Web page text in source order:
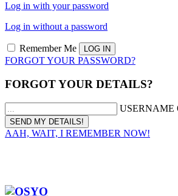
Log in with your password
Log in without a password
Remember Me
FORGOT YOUR PASSWORD?
FORGOT YOUR DETAILS?
USERNAME
AAH, WAIT, I REMEMBER NOW!